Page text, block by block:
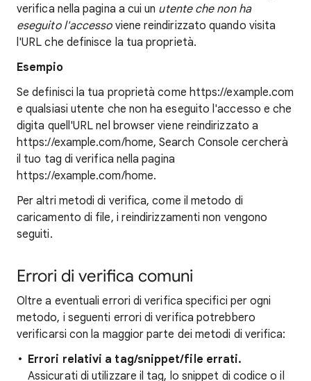
verifica nella pagina a cui un utente che non ha
eseguito l'accessoviene reindirizzato quando visita
l'URL che definisce la tua proprietà.
Esempio
Se definisci la tua proprietà come https://example.com
e qualsiasi utente che non ha eseguito l'accesso e che
digita quell'URL nel browser viene reindirizzato a
https://example.com/home, Search Console cercherà
il tuo tag di verifica nella pagina
https://example.com/home.
Per altri metodi di verifica, come il metodo di
caricamento di file, i reindirizzamenti non vengono
seguiti.
Errori di verifica comuni
Oltre a eventuali errori di verifica specifici per ogni
metodo, i seguenti errori di verifica potrebbero
verificarsi con la maggior parte dei metodi di verifica:
Errori relativi a tag/snippet/file errati.
Assicurati di utilizzare il tag, lo snippet di codice o il